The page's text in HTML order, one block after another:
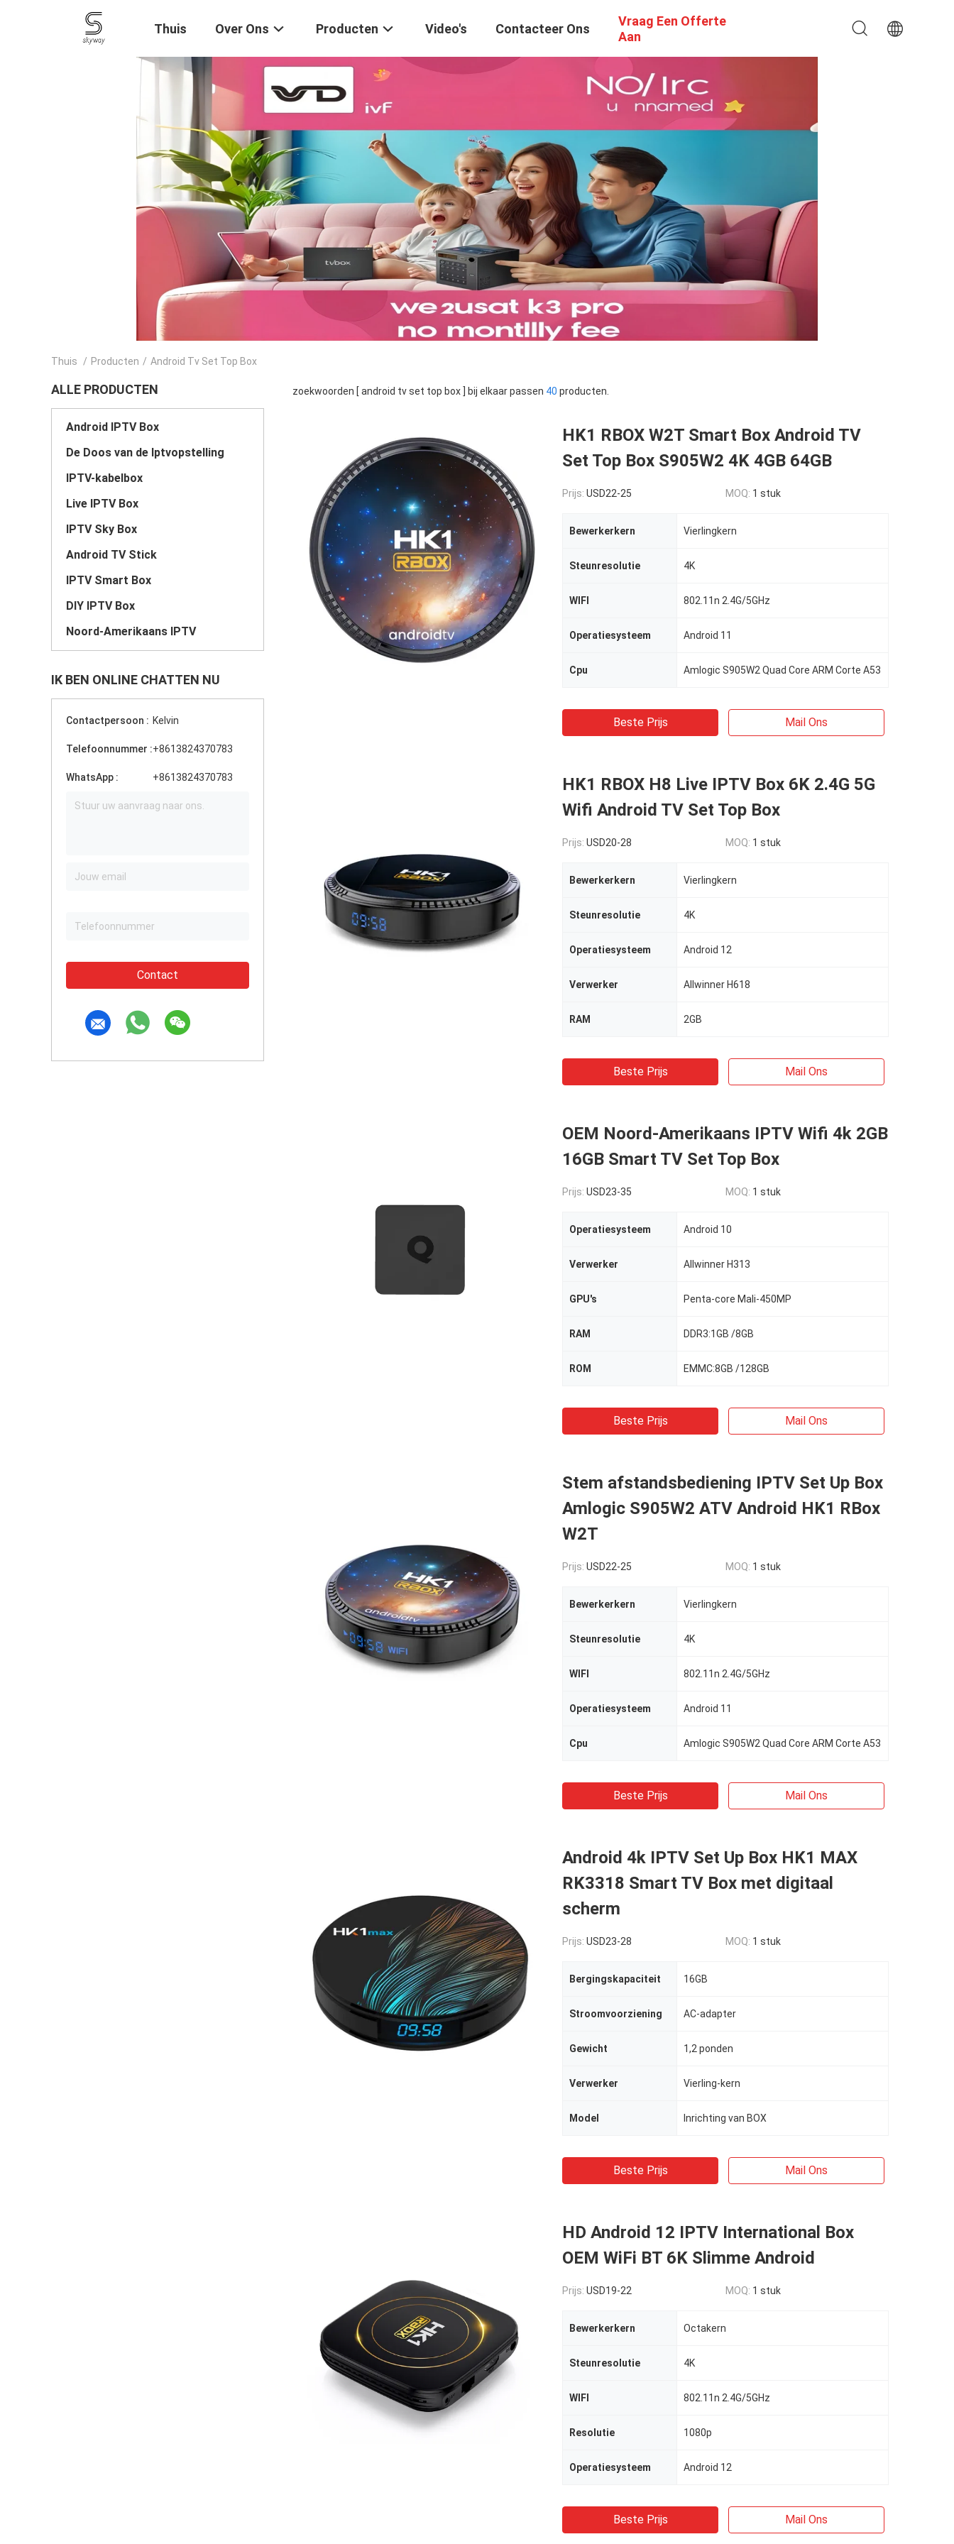
Thuis Over Ons Producten Video's Contacteer Ons
Vraag Een Offerte
Aan
Thuis / Producten / Android Tv Set Top Box
ALLE PRODUCTEN
Android IPTV Box
De Doos van de Iptvopstelling
IPTV-kabelbox
Live IPTV Box
IPTV Sky Box
Android TV Stick
IPTV Smart Box
DIY IPTV Box
Noord-Amerikaans IPTV
IK BEN ONLINE CHATTEN NU
Contactpersoon : Kelvin
Telefoonnummer :+8613824370783
WhatsApp : +8613824370783
Contact
zoekwoorden [ android tv set top box ] bij elkaar passen 40 producten.
HK1 RBOX W2T Smart Box Android TV
Set Top Box S905W2 4K 4GB 64GB
Prijs: USD22-25 MOQ: 1 stuk
Bewerkerkern Vierlingkern
Steunresolutie 4K
WIFI 802.11n 2.4G/5GHz
Operatiesysteem Android 11
Cpu Amlogic S905W2 Quad Core ARM Corte A53
Beste Prijs Mail Ons
HK1 RBOX H8 Live IPTV Box 6K 2.4G 5G
Wifi Android TV Set Top Box
Prijs: USD20-28 MOQ: 1 stuk
Bewerkerkern Vierlingkern
Steunresolutie 4K
Operatiesysteem Android 12
Verwerker Allwinner H618
RAM 2GB
Beste Prijs Mail Ons
OEM Noord-Amerikaans IPTV Wifi 4k 2GB
16GB Smart TV Set Top Box
Prijs: USD23-35 MOQ: 1 stuk
Operatiesysteem Android 10
Verwerker Allwinner H313
GPU's Penta-core Mali-450MP
RAM DDR3:1GB /8GB
ROM EMMC:8GB /128GB
Beste Prijs Mail Ons
Stem afstandsbediening IPTV Set Up Box
Amlogic S905W2 ATV Android HK1 RBox
W2T
Prijs: USD22-25 MOQ: 1 stuk
Bewerkerkern Vierlingkern
Steunresolutie 4K
WIFI 802.11n 2.4G/5GHz
Operatiesysteem Android 11
Cpu Amlogic S905W2 Quad Core ARM Corte A53
Beste Prijs Mail Ons
Android 4k IPTV Set Up Box HK1 MAX
RK3318 Smart TV Box met digitaal
scherm
Prijs: USD23-28 MOQ: 1 stuk
Bergingskapaciteit 16GB
Stroomvoorziening AC-adapter
Gewicht 1,2 ponden
Verwerker Vierling-kern
Model Inrichting van BOX
Beste Prijs Mail Ons
HD Android 12 IPTV International Box
OEM WiFi BT 6K Slimme Android
Prijs: USD19-22 MOQ: 1 stuk
Bewerkerkern Octakern
Steunresolutie 4K
WIFI 802.11n 2.4G/5GHz
Resolutie 1080p
Operatiesysteem Android 12
Beste Prijs Mail Ons